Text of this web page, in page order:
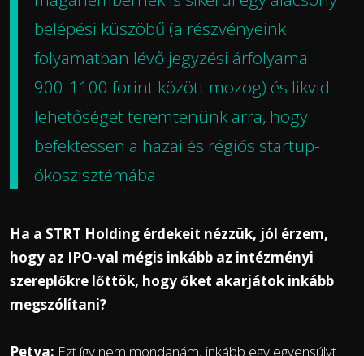
belépési küszöbű (a részvényeink
folyamatban lévő jegyzési árfolyama
900-1100 forint között mozog) és likvid
lehetőséget teremtenünk arra, hogy
befektessen a hazai és régiós startup-
ökoszisztémába.
Ha a STRT Holding érdekeit nézzük, jól érzem,
hogy az IPO-val mégis inkább az intézményi
szereplőkre lőttök, hogy őket akarjátok inkább
megszólítani?
Petya: Ezt így nem mondanám, inkább egy egyensúlyt